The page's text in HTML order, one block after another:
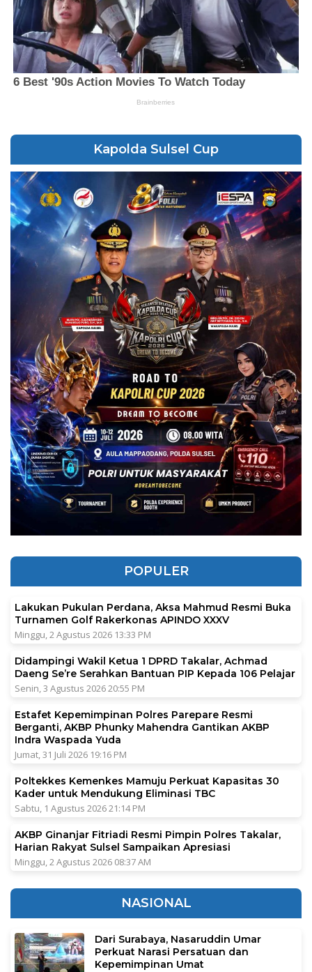
Kapolda Sulsel Cup
POPULER
Lakukan Pukulan Perdana, Aksa Mahmud Resmi Buka
Turnamen Golf Rakerkonas APINDO XXXV
Minggu, 2 Agustus 2026 13:33 PM
Didampingi Wakil Ketua 1 DPRD Takalar, Achmad
Daeng Se’re Serahkan Bantuan PIP Kepada 106 Pelajar
Senin, 3 Agustus 2026 20:55 PM
Estafet Kepemimpinan Polres Parepare Resmi
Berganti, AKBP Phunky Mahendra Gantikan AKBP
Indra Waspada Yuda
Jumat, 31 Juli 2026 19:16 PM
Poltekkes Kemenkes Mamuju Perkuat Kapasitas 30
Kader untuk Mendukung Eliminasi TBC
Sabtu, 1 Agustus 2026 21:14 PM
AKBP Ginanjar Fitriadi Resmi Pimpin Polres Takalar,
Harian Rakyat Sulsel Sampaikan Apresiasi
Minggu, 2 Agustus 2026 08:37 AM
NASIONAL
Dari Surabaya, Nasaruddin Umar
Perkuat Narasi Persatuan dan
Kepemimpinan Umat